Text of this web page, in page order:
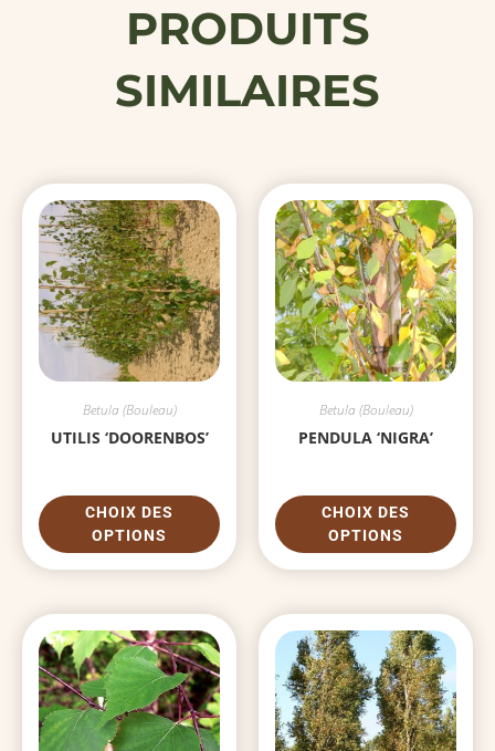
PRODUITS
SIMILAIRES
Betula (Bouleau)
UTILIS ‘DOORENBOS’
CHOIX DES
OPTIONS
Betula (Bouleau)
PENDULA ‘NIGRA’
CHOIX DES
OPTIONS